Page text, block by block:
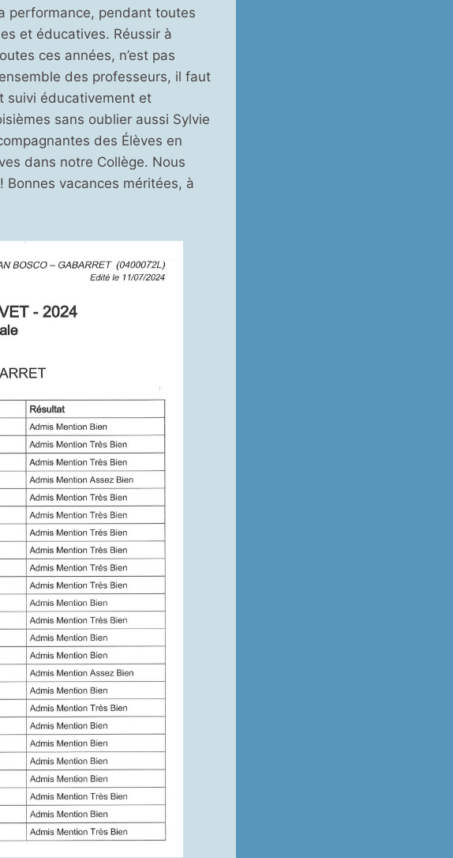
performance, pendant toutes
et éducatives. Réussir à
ces années, n’est pas
des professeurs, il faut
suivi éducativement et
sans oublier aussi Sylvie
des Élèves en
dans notre Collège. Nous
Bonnes vacances méritées, à